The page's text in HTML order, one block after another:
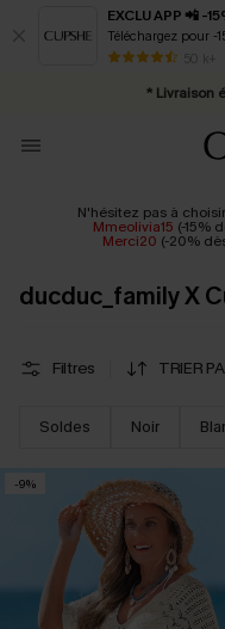
EXCLU APP 📲 -
Téléchargez pour -
50 k+
* Livraison
Abonnement
N'hésitez pas à
Mmeolivia15 (-15%
Merci20 (-20%
ducduc_family X
Filtres TRIER
Soldes Noir
-9%